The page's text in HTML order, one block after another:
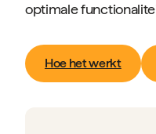
optimale
Hoe het werkt